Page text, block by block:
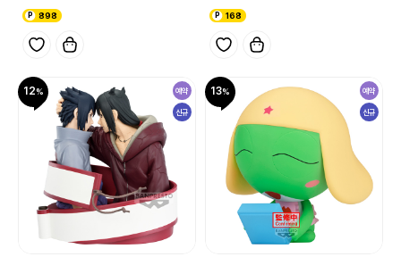
898 168
12 예약
신규
13 예약
신규